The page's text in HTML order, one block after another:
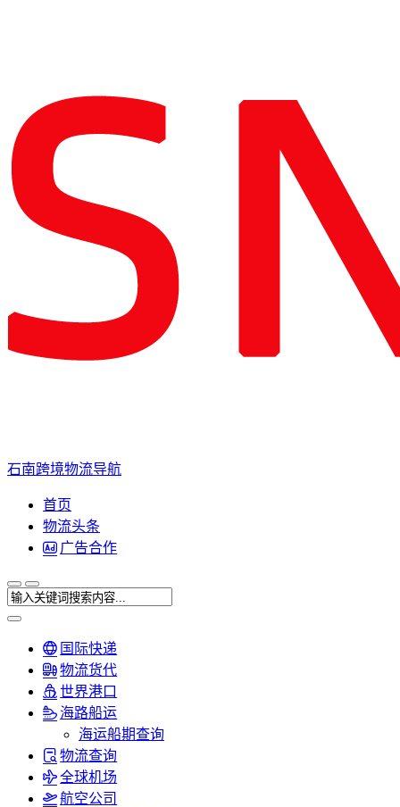
石南跨境物流导航
首页
物流头条
广告合作
国际快递
物流货代
世界港口
海路船运
海运船期查询
物流查询
全球机场
航空公司